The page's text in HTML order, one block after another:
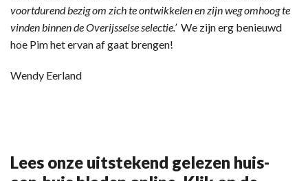
voortdurend bezig om zich te ontwikkelen en zijn weg omhoog te
vinden binnen de Overijsselse selectie.’We zijn erg benieuwd
hoe Pim het ervan af gaat brengen!
Wendy Eerland
Lees onze uitstekend gelezen huis-